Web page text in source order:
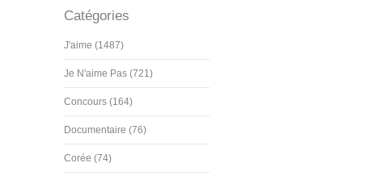
Catégories
J'aime (1487)
Je N'aime Pas (721)
Concours (164)
Documentaire (76)
Corée (74)